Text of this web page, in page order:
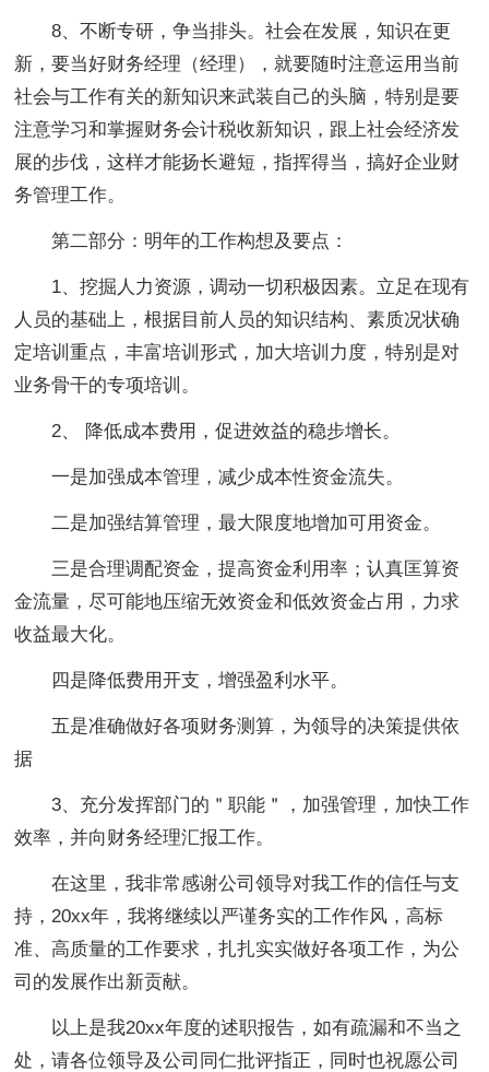
8、不断专研，争当排头。社会在发展，知识在更
新，要当好财务经理（经理），就要随时注意运用当前
社会与工作有关的新知识来武装自己的头脑，特别是要
注意学习和掌握财务会计税收新知识，跟上社会经济发
展的步伐，这样才能扬长避短，指挥得当，搞好企业财
务管理工作。
第二部分：明年的工作构想及要点：
1、挖掘人力资源，调动一切积极因素。立足在现有
人员的基础上，根据目前人员的知识结构、素质况状确
定培训重点，丰富培训形式，加大培训力度，特别是对
业务骨干的专项培训。
2、 降低成本费用，促进效益的稳步增长。
一是加强成本管理，减少成本性资金流失。
二是加强结算管理，最大限度地增加可用资金。
三是合理调配资金，提高资金利用率；认真匡算资
金流量，尽可能地压缩无效资金和低效资金占用，力求
收益最大化。
四是降低费用开支，增强盈利水平。
五是准确做好各项财务测算，为领导的决策提供依
据
3、充分发挥部门的＂职能＂，加强管理，加快工作
效率，并向财务经理汇报工作。
在这里，我非常感谢公司领导对我工作的信任与支
持，20xx年，我将继续以严谨务实的工作作风，高标
准、高质量的工作要求，扎扎实实做好各项工作，为公
司的发展作出新贡献。
以上是我20xx年度的述职报告，如有疏漏和不当之
处，请各位领导及公司同仁批评指正，同时也祝愿公司